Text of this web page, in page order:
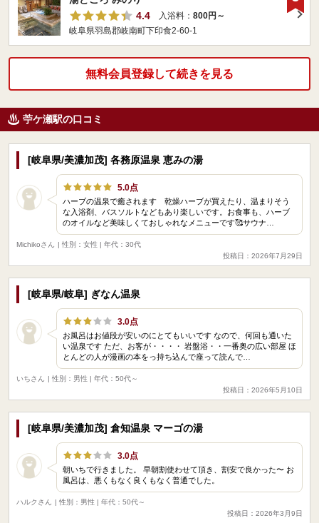
4.4
入浴料： 800円～
岐阜県羽島郡岐南町下印食2‐60‐1
無料会員登録して続きを見る
苧ケ瀬駅の口コミ
[岐阜県/美濃加茂] 各務原温泉 恵みの湯
5.0点
ハーブの温泉で癒されます 乾燥ハーブが買えたり、温まりそう
な入浴剤、バスソルトなどもあり楽しいです。お食事も、ハーブ
のオイルなど美味しくておしゃれなメニューです🥰サウナ…
Michikoさん
| 性別：女性 | 年代：30代
投稿日：2026年7月29日
[岐阜県/岐阜] ぎなん温泉
3.0点
お風呂はお値段が安いのにとてもいいです なので、何回も通いた
い温泉です ただ、お客が・・・・ 岩盤浴・・一番奥の広い部屋 ほ
とんどの人が漫画の本をっ持ち込んで座って読んで…
いちさん
| 性別：男性 | 年代：50代～
投稿日：2026年5月10日
[岐阜県/美濃加茂] 倉知温泉 マーゴの湯
3.0点
朝いちで行きました。 早朝割使わせて頂き、割安で良かった〜 お
風呂は、悪くもなく良くもなく普通でした。
ハルクさん
| 性別：男性 | 年代：50代～
投稿日：2026年3月9日